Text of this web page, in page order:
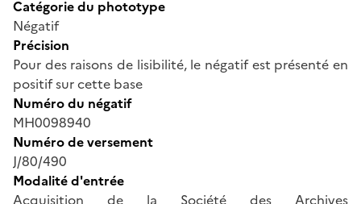
Catégorie du phototype
Négatif
Précision
Pour des raisons de lisibilité, le négatif est présenté en
positif sur cette base
Numéro du négatif
MH0098940
Numéro de versement
J/80/490
Modalité d'entrée
Acquisition de la Société des Archives